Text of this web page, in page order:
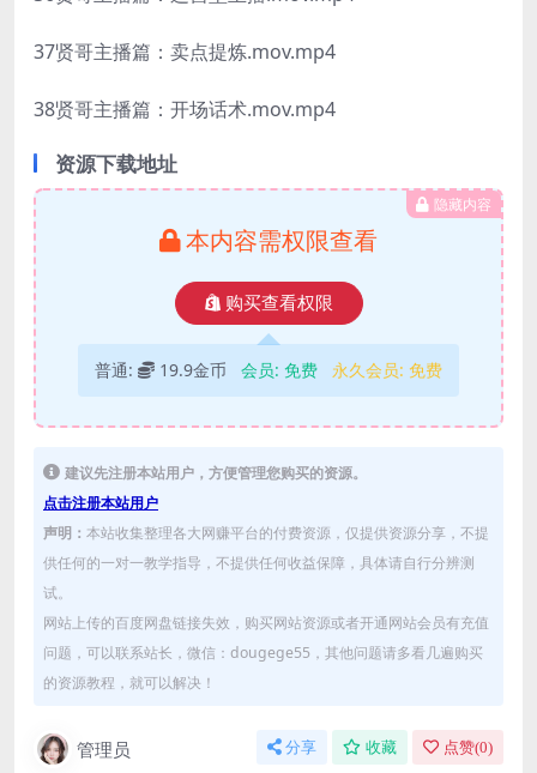
37贤哥主播篇：卖点提炼.mov.mp4
38贤哥主播篇：开场话术.mov.mp4
资源下载地址
隐藏内容
本内容需权限查看
购买查看权限
普通: 19.9金币 会员: 免费 永久会员: 免费
建议先注册本站用户，方便管理您购买的资源。
点击注册本站用户
声明： 本站收集整理各大网赚平台的付费资源，仅提供资源分享，不提
供任何的一对一教学指导，不提供任何收益保障，具体请自行分辨测
试。
网站上传的百度网盘链接失效，购买网站资源或者开通网站会员有充值
问题，可以联系站长，微信：dougege55，其他问题请多看几遍购买
的资源教程，就可以解决！
管理员 分享 收藏 点赞(0)